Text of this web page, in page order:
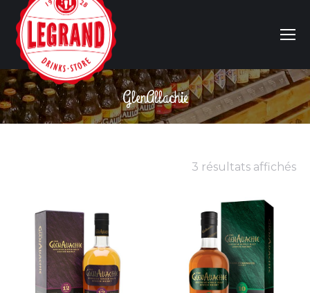
GlenAllachie
Vous êtes ici :
3 résultats affichés